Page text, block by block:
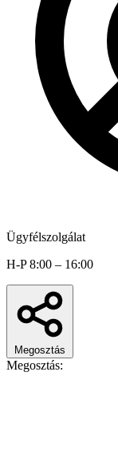
Ügyfélszolgálat
H-P 8:00 – 16:00
Megosztás
Megosztás: